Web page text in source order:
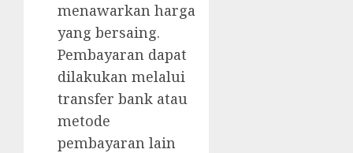
menawarkan harga
yang bersaing.
Pembayaran dapat
dilakukan melalui
transfer bank atau
metode
pembayaran lain